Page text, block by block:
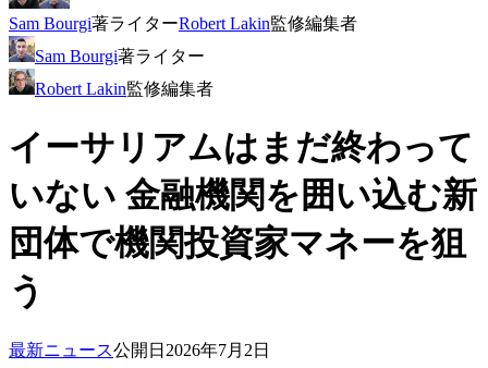
Sam Bourgi著ライターRobert Lakin監修編集者
Sam Bourgi著ライター
Robert Lakin監修編集者
イーサリアムはまだ終わって
いない 金融機関を囲い込む新
団体で機関投資家マネーを狙
う
最新ニュース公開日 2026年7月2日